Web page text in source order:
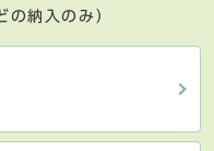
の納入のみ）